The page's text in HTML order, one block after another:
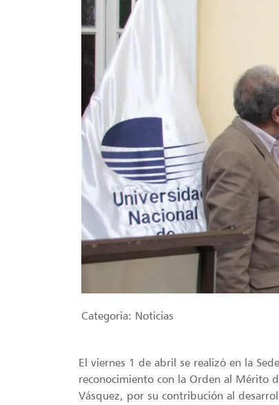
Categoria: Noticias
El viernes 1 de abril se realizó en la
reconocimiento con la Orden al Mérito
Vásquez, por su contribución al